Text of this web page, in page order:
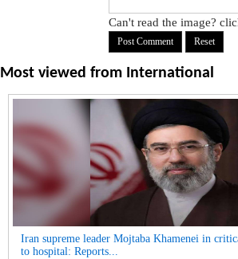
Can't read the image?
Most viewed from International
Iran supreme leader Mojtaba Khamenei in
to hospital: Reports...